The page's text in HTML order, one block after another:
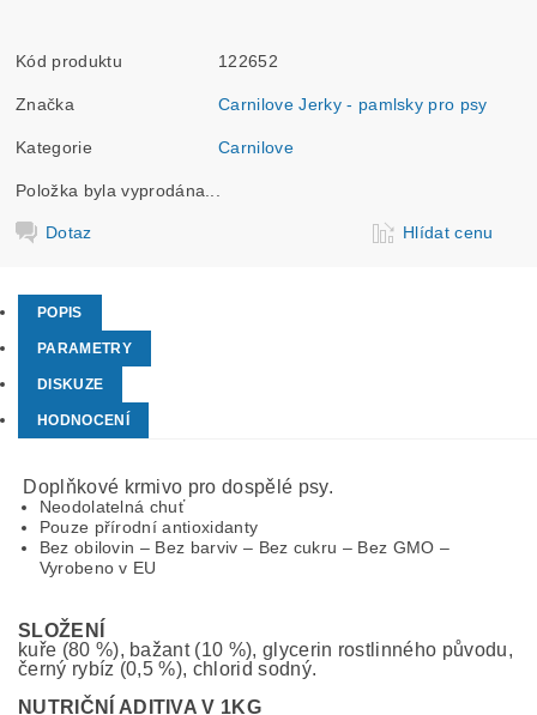
Kód produktu 122652
Značka Carnilove Jerky - pamlsky pro psy
Kategorie Carnilove
Položka byla vyprodána...
Dotaz Hlídat cenu
POPIS
PARAMETRY
DISKUZE
HODNOCENÍ
Doplňkové krmivo pro dospělé psy.
Neodolatelná chuť
Pouze přírodní antioxidanty
Bez obilovin – Bez barviv – Bez cukru – Bez GMO –
Vyrobeno v EU
SLOŽENÍ
kuře (80 %), bažant (10 %), glycerin rostlinného původu,
černý rybíz (0,5 %), chlorid sodný.
NUTRIČNÍ ADITIVA V 1KG